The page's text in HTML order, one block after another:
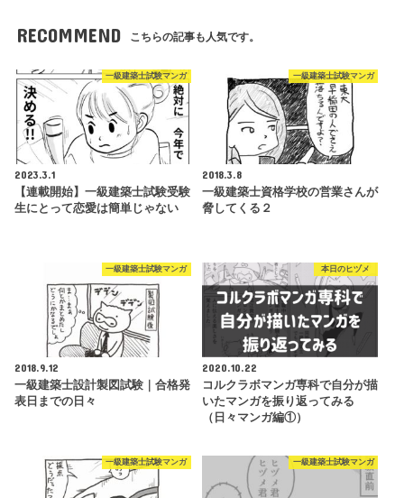
RECOMMEND こちらの記事も人気です。
一級建築士試験マンガ
2023.3.1
【連載開始】一級建築士試験受験
生にとって恋愛は簡単じゃない
一級建築士試験マンガ
2018.3.8
一級建築士資格学校の営業さんが
脅してくる２
一級建築士試験マンガ
2018.9.12
一級建築士設計製図試験｜合格発
表日までの日々
本日のヒヅメ
2020.10.22
コルクラボマンガ専科で自分が描
いたマンガを振り返ってみる
（日々マンガ編①）
一級建築士試験マンガ 一級建築士試験マンガ